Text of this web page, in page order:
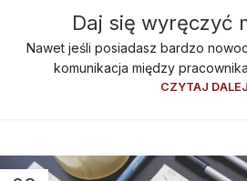
Daj się wyręczyć
Nawet jeśli posiadasz bardzo
komunikacja między
CZYTAJ DALEJ